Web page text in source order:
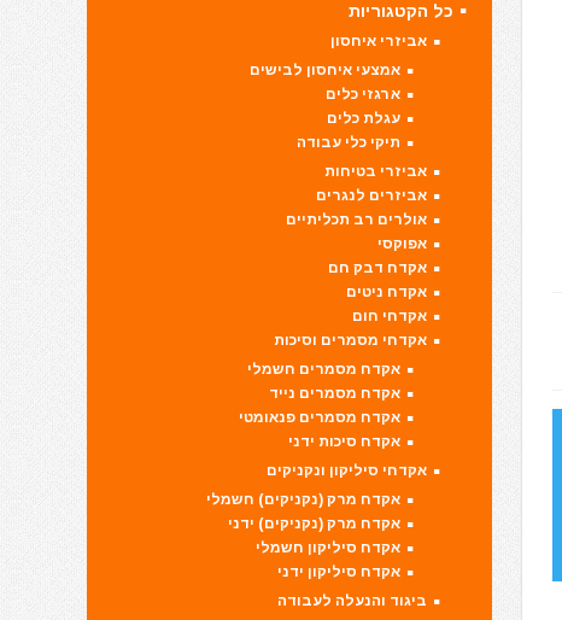
כל הקטגוריות
אביזרי איחסון
אמצעי איחסון לבישים
ארגזי כלים
עגלת כלים
תיקי כלי עבודה
אביזרי בטיחות
אביזרים לנגרים
אולרים רב תכליתיים
אפוקסי
אקדח דבק חם
אקדח ניטים
אקדחי חום
אקדחי מסמרים וסיכות
אקדח מסמרים חשמלי
אקדח מסמרים נייד
אקדח מסמרים פנאומטי
אקדח סיכות ידני
אקדחי סיליקון ונקניקים
אקדח מרק (נקניקים) חשמלי
אקדח מרק (נקניקים) ידני
אקדח סיליקון חשמלי
אקדח סיליקון ידני
ביגוד והנעלה לעבודה